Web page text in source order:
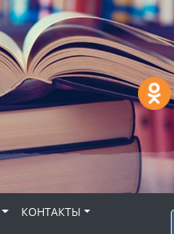
КОНТАКТЫ